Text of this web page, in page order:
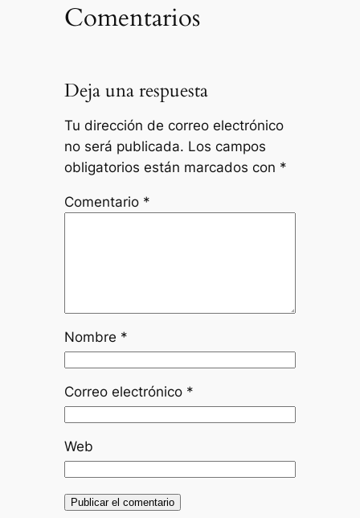
Comentarios
Deja una respuesta
Tu dirección de correo electrónico
no será publicada. Los campos
obligatorios están marcados con *
Comentario *
Nombre *
Correo electrónico *
Web